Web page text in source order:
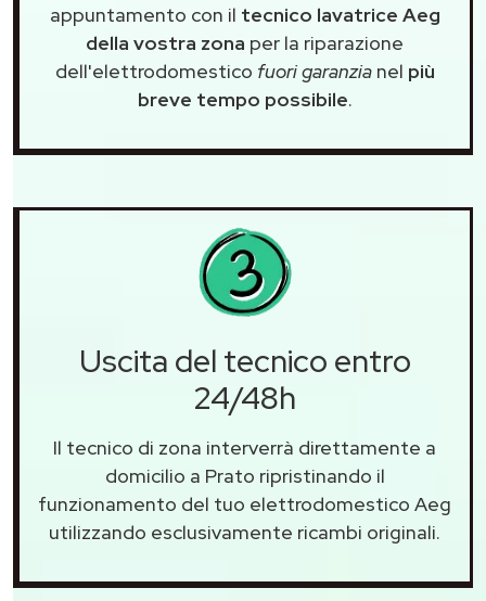
appuntamento con il tecnico lavatrice Aeg
della vostra zona per la riparazione
dell'elettrodomestico fuori garanzianel più
breve tempo possibile.
Uscita del tecnico entro
24/48h
Il tecnico di zona interverrà direttamente a
domicilio a Prato ripristinando il
funzionamento del tuo elettrodomestico Aeg
utilizzando esclusivamente ricambi originali.